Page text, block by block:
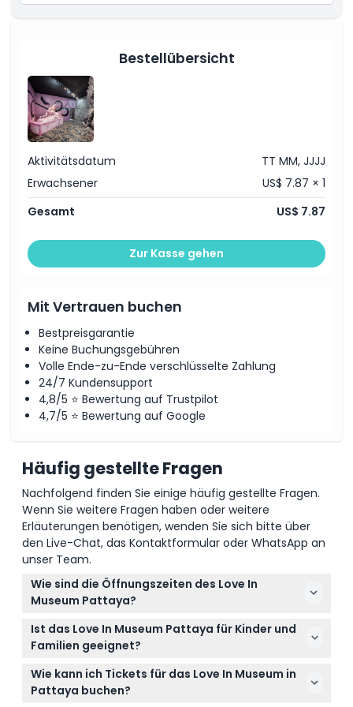
Richtlinie für Kinder und Erwachsene
Öffnungszeiten
Dinge, die Sie wissen sollten
Ort
Bestellübersicht
Aktivitätsdatum
TT MM, JJJJ
Erwachsener
US$ 7.87 × 1
Gesamt
US$ 7.87
Zur Kasse gehen
Mit Vertrauen buchen
Bestpreisgarantie
Keine Buchungsgebühren
Volle Ende-zu-Ende verschlüsselte Zahlung
24/7 Kundensupport
4,8/5 ⭐ Bewertung auf Trustpilot
4,7/5 ⭐ Bewertung auf Google
Häufig gestellte Fragen
Nachfolgend finden Sie einige häufig gestellte Fragen.
Wenn Sie weitere Fragen haben oder weitere
Erläuterungen benötigen, wenden Sie sich bitte über
den Live-Chat, das Kontaktformular oder WhatsApp an
unser Team.
Wie sind die Öffnungszeiten des Love In
Museum Pattaya?
Das Museum ist täglich von 10:00 bis 22:00 Uhr
geöffnet, sodass ein Besuch leicht in Ihren Zeitplan
passt (Änderungen vorbehalten – bitte bestätigen
Sie dies zum Zeitpunkt der Buchung).
Ist das Love In Museum Pattaya für Kinder und
Familien geeignet?
Ja, Kinder im Alter von 0-15 Jahren haben freien
Eintritt, müssen jedoch von einem zahlenden
Erwachsenen begleitet werden. Das Museum ist
Wie kann ich Tickets für das Love In Museum in
Pattaya buchen?